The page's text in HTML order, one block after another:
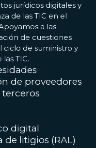
jurídicos digitales y
de las TIC en el
a las
de cuestiones
ciclo de suministro y
TIC.
de proveedores
terceros
digital
de litigios (RAL)